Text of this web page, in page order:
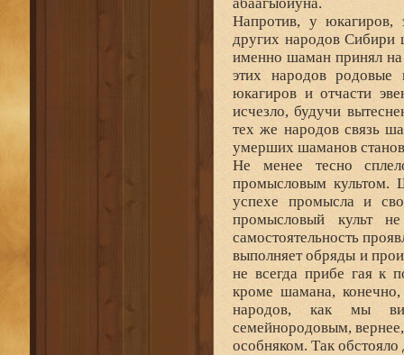
Напротив, у юкагиров,
других народов Сибири
именно шаман принял
этих народов
юкагиров и отчасти
исчезло, будучи
тех же народов связь
умерших шаманов
Не менее тесно
промысловым культом.
успехе промысла и
промысловый культ
самостоятельность
выполняет обряды и
не всегда прибе гая к
кроме шамана,
народов, как мы
семейнородовым,
особняком. Так обстояло